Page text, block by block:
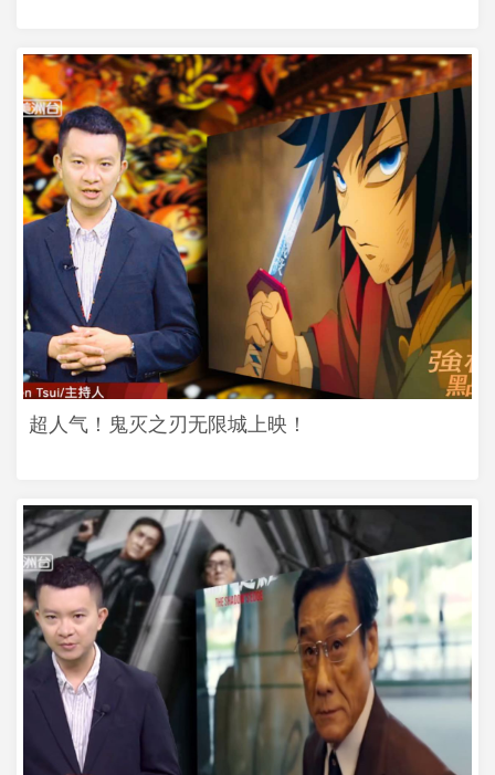
超人气！鬼灭之刃无限城上映！